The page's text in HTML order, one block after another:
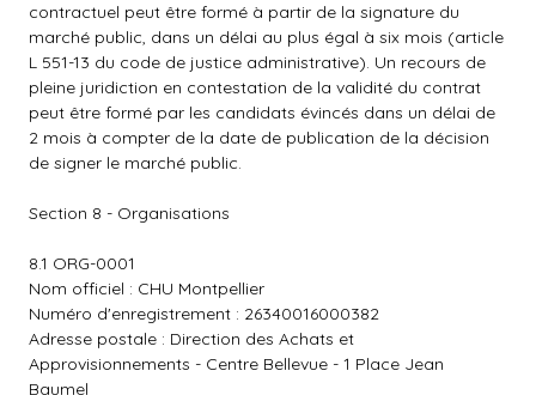
contractuel peut être formé à partir de la signature du
marché public, dans un délai au plus égal à six mois (article
L 551-13 du code de justice administrative). Un recours de
pleine juridiction en contestation de la validité du contrat
peut être formé par les candidats évincés dans un délai de
2 mois à compter de la date de publication de la décision
de signer le marché public.
Section 8 - Organisations
8.1 ORG-0001
Nom officiel : CHU Montpellier
Numéro d'enregistrement : 26340016000382
Adresse postale : Direction des Achats et
Approvisionnements - Centre Bellevue - 1 Place Jean
Baumel